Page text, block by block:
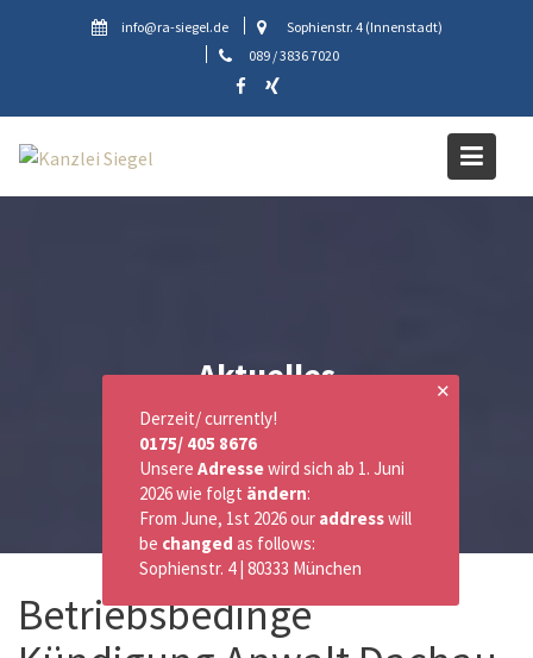
info@ra-siegel.de
Sophienstr. 4 (Innenstadt)
089 / 3836 7020
Aktuelles
Betriebsbedinge
✕
Derzeit/ currently!
0175/ 405 8676
Unsere Adressewird sich ab 1. Juni
2026 wie folgt ändern:
From June, 1st 2026 our addresswill
be changed as follows:
Sophienstr. 4 | 80333 München